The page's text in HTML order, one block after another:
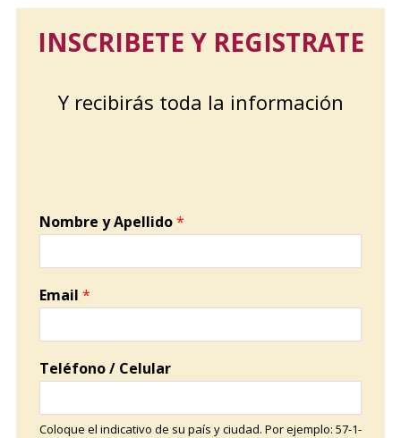
INSCRIBETE Y REGISTRATE
Y recibirás toda la información
Nombre y Apellido*
Email *
Teléfono / Celular
Coloque el indicativo de su país y ciudad. Por ejemplo: 57-1-